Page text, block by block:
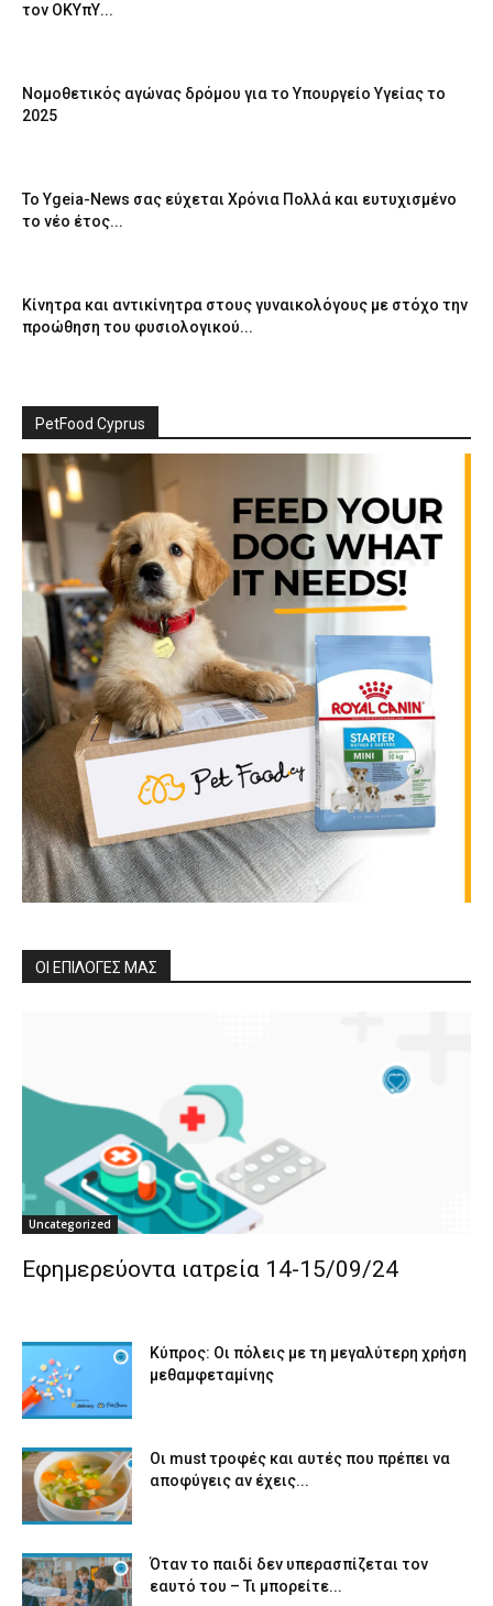
τον ΟΚΥπΥ...
Νομοθετικός αγώνας δρόμου για το Υπουργείο Υγείας το
2025
Το Ygeia-News σας εύχεται Χρόνια Πολλά και ευτυχισμένο
το νέο έτος...
Κίνητρα και αντικίνητρα στους γυναικολόγους με στόχο την
προώθηση του φυσιολογικού...
PetFood Cyprus
ΟΙ ΕΠΙΛΟΓΕΣ ΜΑΣ
Uncategorized
Εφημερεύοντα ιατρεία 14-15/09/24
Κύπρος: Οι πόλεις με τη μεγαλύτερη χρήση
μεθαμφεταμίνης
Οι must τροφές και αυτές που πρέπει να
αποφύγεις αν έχεις...
Όταν το παιδί δεν υπερασπίζεται τον
εαυτό του – Τι μπορείτε...